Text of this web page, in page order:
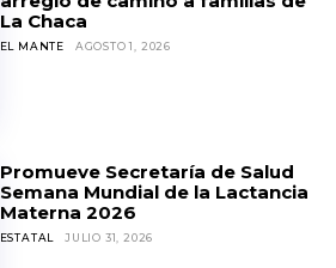
La Chaca
EL MANTE AGOSTO 1, 2026
Promueve Secretaría de Salud
Semana Mundial de la Lactancia
Materna 2026
ESTATAL JULIO 31, 2026